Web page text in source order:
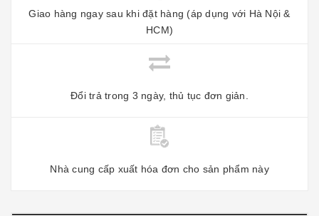
Giao hàng ngay sau khi đặt hàng (áp dụng với Hà Nội &
HCM)
Đổi trả trong 3 ngày, thủ tục đơn giản.
Nhà cung cấp xuất hóa đơn cho sản phẩm này